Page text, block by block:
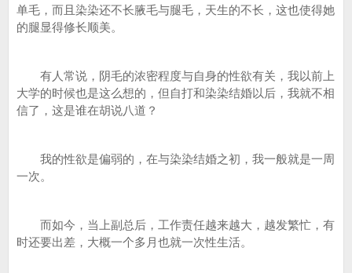
单毛，而且染染还不长腋毛与腿毛，天生的不长，这也使得她
的腿显得修长顺美。
有人常说，阴毛的浓密程度与自身的性欲有关，我以前上
大学的时候也是这么想的，但自打和染染结婚以后，我就不相
信了，这是谁在胡说八道？
我的性欲是偏弱的，在与染染结婚之初，我一般就是一周
一次。
而如今，当上副总后，工作责任越来越大，越发繁忙，有
时还要出差，大概一个多月也就一次性生活。